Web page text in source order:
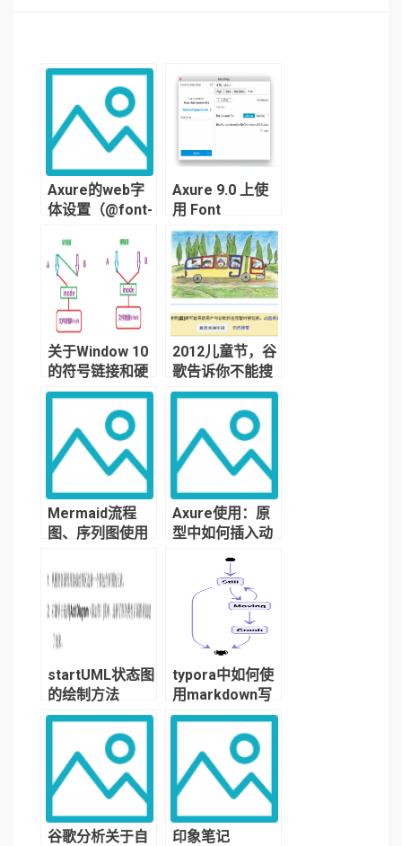
Axure的web字
体设置（@font-
到”.CSS”文件）
Axure 9.0 上使
用 Font
Awesome 图标
库
关于Window 10
的符号链接和硬
链接是什么？如
2012儿童节，谷
歌告诉你不能搜
的秘密
Mermaid流程
图、序列图使用
Axure使用：原
型中如何插入动
startUML状态图
的绘制方法
typora中如何使
用markdown写
图标、思维导
图、饼图、时序
图等
谷歌分析关于自
印象笔记